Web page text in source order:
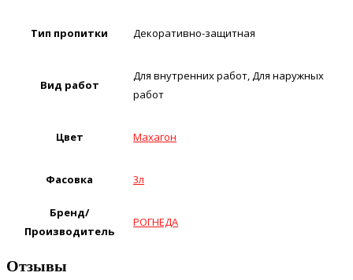
Тип пропитки Декоративно-защитная
Вид работ
Для внутренних работ, Для наружных
работ
Цвет Махагон
Фасовка 3л
Бренд/
Производитель
РОГНЕДА
Отзывы